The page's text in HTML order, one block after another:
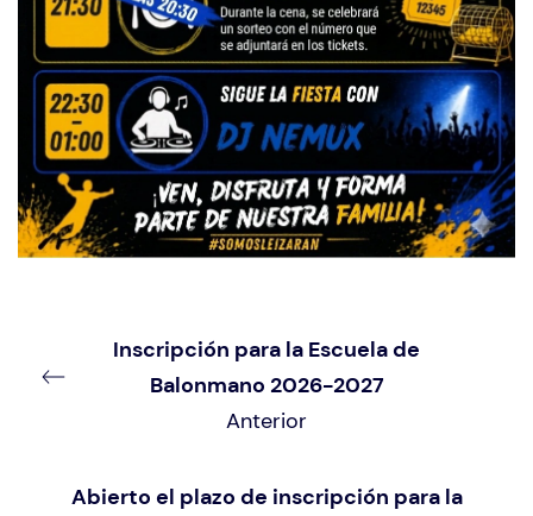
Inscripción para la Escuela de
Balonmano 2026-2027
Anterior
Abierto el plazo de inscripción para la